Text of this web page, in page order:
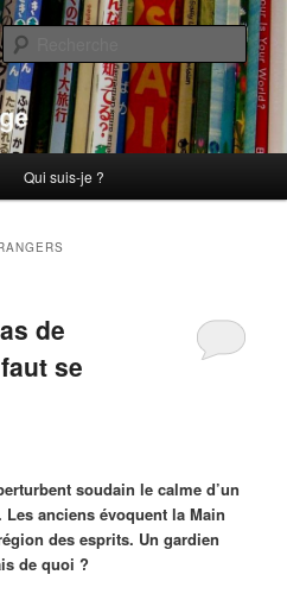
page
Qui suis-je ?
de
se
soudain le calme d’un
anciens évoquent la Main
des esprits. Un gardien
de quoi ?